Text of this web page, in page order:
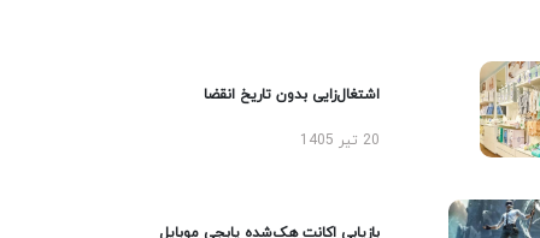
اشتغال‌زایی بدون تاریخ انقضا
20 تیر 1405
بازیابی اکانت هک‌شده پابجی موبایل